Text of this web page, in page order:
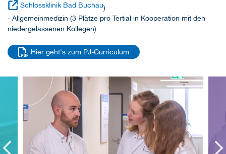
Schlossklinik Bad Buchau)
- Allgemeinmedizin (3 Plätze pro Tertial in Kooperation mit den
niedergelassenen Kollegen)
Hier geht's zum PJ-Curriculum